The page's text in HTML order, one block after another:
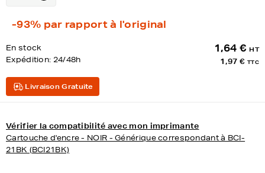
-93% par rapport à l'original
En stock
Expédition: 24/48h
1,64 € HT
1,97 € TTC
Livraison Gratuite
Vérifier la compatibilité avec mon imprimante
Cartouche d'encre - NOIR - Générique correspondant à BCI-
21BK (BCI21BK)